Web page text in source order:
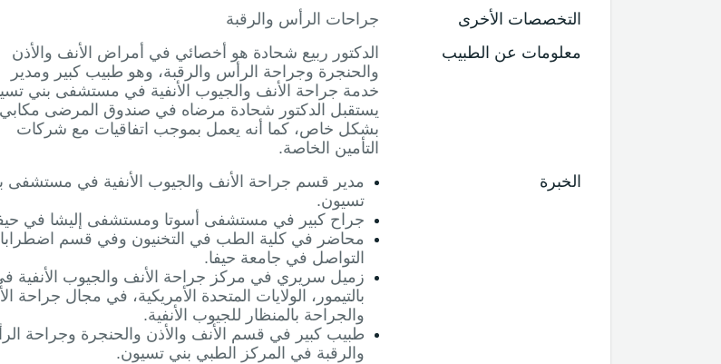
التخصصات الأخرى
جراحات الرأس والرقبة
معلومات عن الطبيب
الدكتور ربيع شحادة هو أخصائي في أمراض الأنف والأذن
والحنجرة وجراحة الرأس والرقبة، وهو طبيب كبير ومدير
يستقبل الدكتور شحادة مرضاه في صندوق المرضى مكابي
بشكل خاص، كما أنه يعمل بموجب اتفاقيات مع شركات
التأمين الخاصة.
الخبرة
مدير قسم جراحة الأنف والجيوب الأنفية في مستشفى
تسيون.
جراح كبير في مستشفى أسوتا ومستشفى إليشا في
محاضر في كلية الطب في التخنيون وفي قسم
التواصل في جامعة حيفا.
زميل سريري في مركز جراحة الأنف والجيوب الأنفية
بالتيمور، الولايات المتحدة الأمريكية، في مجال جراحة
والجراحة بالمنظار للجيوب الأنفية.
طبيب كبير في قسم الأنف والأذن والحنجرة وجراحة
والرقبة في المركز الطبي بني تسيون.